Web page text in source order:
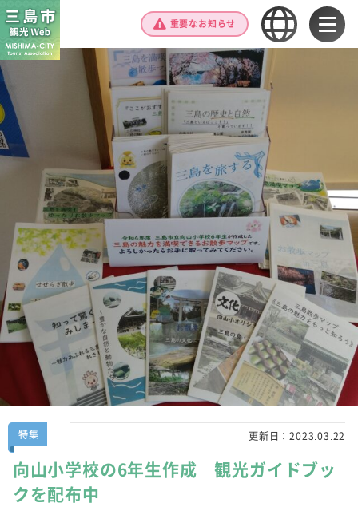
重要なお知らせ
特集 更新日：2023.03.22
向山小学校の6年生作成 観光ガイドブッ
クを配布中